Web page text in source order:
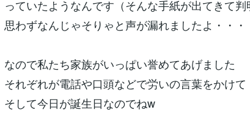
っていたようなんです（そんな手紙が出てきて判
思わずなんじゃそりゃと声が漏れましたよ・・・
なので私たち家族がいっぱい誉めてあげました
それぞれが電話や口頭などで労いの言葉をかけて
そして今日が誕生日なのでねw